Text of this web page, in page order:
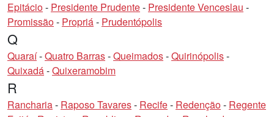
Epitácio- Presidente Prudente- Presidente Venceslau -
Promissão- Propriá- Prudentópolis
Q
Quaraí-Quatro Barras-Queimados-Quirinópolis-
Quixadá-Quixeramobim
R
Rancharia- Raposo Tavares- Recife- Redenção- Regente